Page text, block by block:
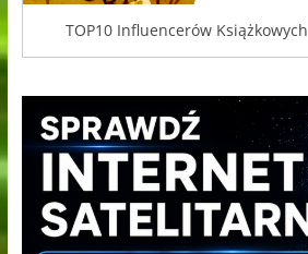
TOP10 Influencerów Książkowych